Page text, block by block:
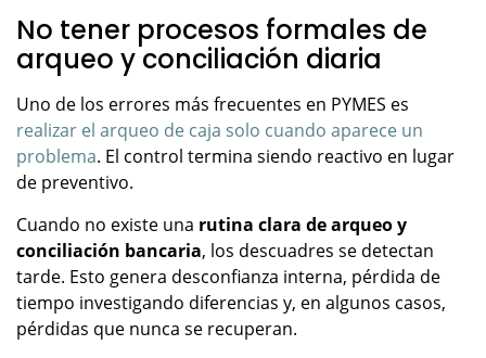
No tener procesos formales de
arqueo y conciliación diaria
Uno de los errores más frecuentes en PYMES es
realizar el arqueo de caja solo cuando aparece un
problema. El control termina siendo reactivo en lugar
de preventivo.
Cuando no existe una rutina clara de arqueo y
conciliación bancaria, los descuadres se detectan
tarde. Esto genera desconfianza interna, pérdida de
tiempo investigando diferencias y, en algunos casos,
pérdidas que nunca se recuperan.